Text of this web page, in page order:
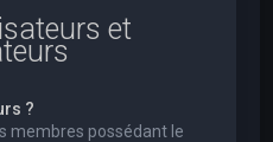
et
?
membres possédant le